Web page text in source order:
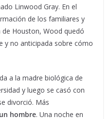
Linwood Gray. En el
de los familiares y
Houston, Wood quedó
y no anticipada sobre cómo
a la madre biológica de
y luego se casó con
divorció. Más
hombre. Una noche en